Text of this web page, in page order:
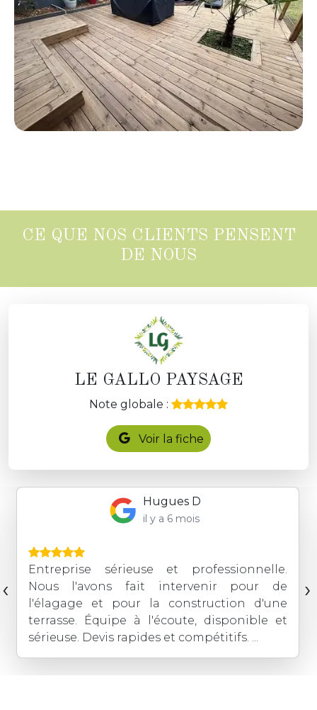
CE QUE NOS CLIENTS PENSENT
DE NOUS
LE GALLO PAYSAGE
Note globale :
Voir la fiche
Hugues D
il y a 6 mois
Entreprise sérieuse et professionnelle.
Nous l'avons fait intervenir pour de
l'élagage et pour la construction d'une
terrasse. Équipe à l'écoute, disponible et
sérieuse. Devis rapides et compétitifs. ...
‹ ›